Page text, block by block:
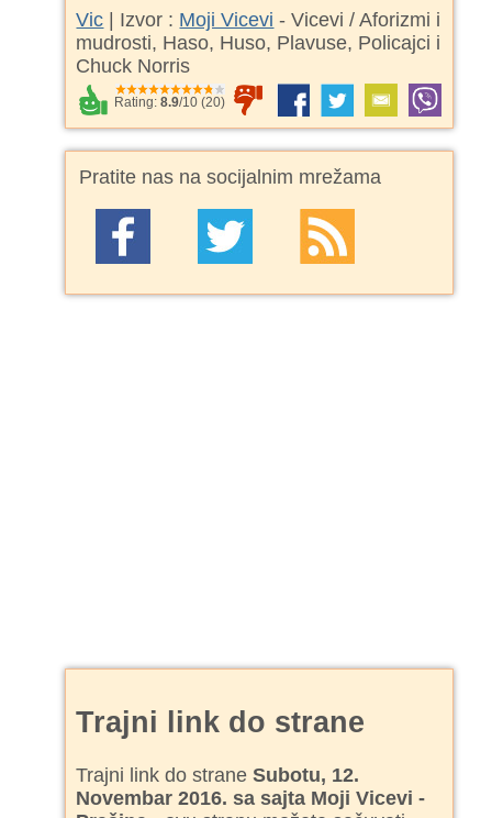
Vic | Izvor : Moji Vicevi - Vicevi / Aforizmi i
mudrosti, Haso, Huso, Plavuse, Policajci i
Chuck Norris
Rating:8.9/10 (20)
Pratite nas na socijalnim mrežama
Trajni link do strane
Trajni link do straneSubotu, 12.
Novembar 2016. sa sajta Moji Vicevi -